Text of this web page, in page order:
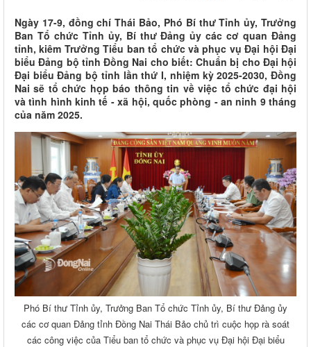
Ngày 17-9, đồng chí Thái Bảo, Phó Bí thư Tỉnh ủy, Trưởng
Ban Tổ chức Tỉnh ủy, Bí thư Đảng ủy các cơ quan Đảng
tỉnh, kiêm Trưởng Tiểu ban tổ chức và phục vụ Đại hội Đại
biểu Đảng bộ tỉnh Đồng Nai cho biết: Chuẩn bị cho Đại hội
Đại biểu Đảng bộ tỉnh lần thứ I, nhiệm kỳ 2025-2030, Đồng
Nai sẽ tổ chức họp báo thông tin về việc tổ chức đại hội
và tình hình kinh tế - xã hội, quốc phòng - an ninh 9 tháng
của năm 2025.
Phó Bí thư Tỉnh ủy, Trưởng Ban Tổ chức Tỉnh ủy, Bí thư Đảng ủy
các cơ quan Đảng tỉnh Đồng Nai Thái Bảo chủ trì cuộc họp rà soát
các công việc của Tiểu ban tổ chức và phục vụ Đại hội Đại biểu